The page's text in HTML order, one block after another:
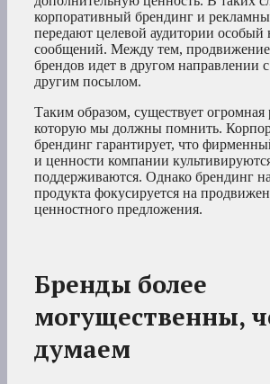
корпоративный брендинг и
передают целевой аудитории особый
сообщений. Между тем,
брендов идет в другом направлении
другим посылом.
Таким образом, существует огромная
которую мы должны помнить.
брендинг гарантирует, что
и ценности компании
поддерживаются. Однако брендинг
продукта фокусируется на
ценностного предложения.
Бренды более
могущественны,
думаем